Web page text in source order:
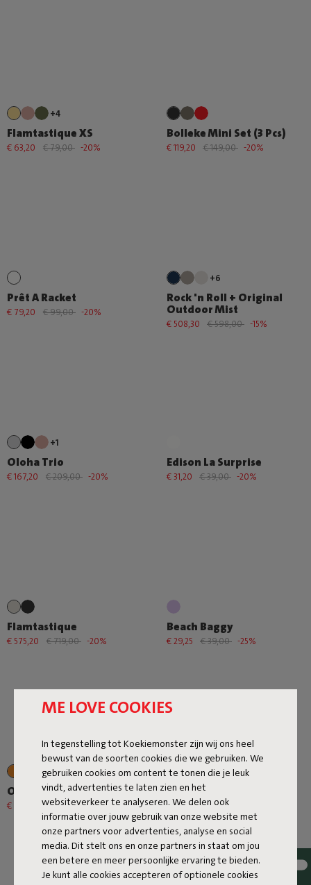
ME LOVE COOKIES
In tegenstelling tot Koekiemonster zijn wij ons heel
bewust van de soorten cookies die we gebruiken. We
gebruiken cookies om content te tonen die je leuk
vindt, advertenties te laten zien en het
websiteverkeer te analyseren. We delen ook
informatie over jouw gebruik van onze website met
onze partners voor advertenties, analyse en social
media. Dit stelt ons en onze partners in staat om jou
een betere en meer persoonlijke ervaring te bieden.
Je kunt alle cookies accepteren of optionele cookies
+4
Flamtastique XS
€ 63,20 € 79,00 -20%
Bolleke Mini Set (3 Pcs)
€ 119,20 € 149,00 -20%
Prêt A Racket
€ 79,20 € 99,00 -20%
+6
Rock 'n Roll + Original
Outdoor Mist
€ 508,30 € 598,00 -15%
+1
Oloha Trio
€ 167,20 € 209,00 -20%
Edison La Surprise
€ 31,20 € 39,00 -20%
Flamtastique
€ 575,20 € 719,00 -20%
Beach Baggy
€ 29,25 € 39,00 -25%
+1
Oloha Large
€ 71,20 € 89,00 -20%
Edison the Mini
€ 87,20 € 109,00